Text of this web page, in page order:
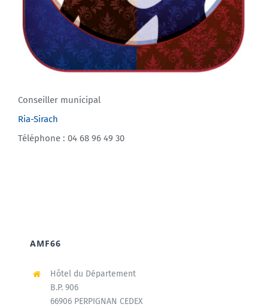
Conseiller municipal
Ria-Sirach
Téléphone : 04 68 96 49 30
AMF66
Hôtel du Département
B.P. 906
66906 PERPIGNAN CEDEX